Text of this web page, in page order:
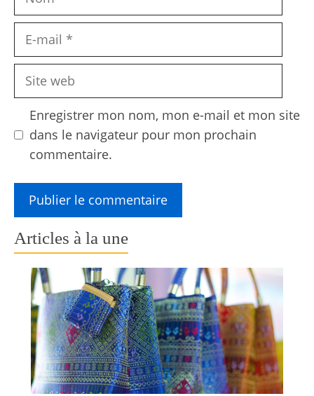
Site
Enregistrer mon nom, mon e-mail et mon site
dans le navigateur pour mon prochain
commentaire.
Articles à la une